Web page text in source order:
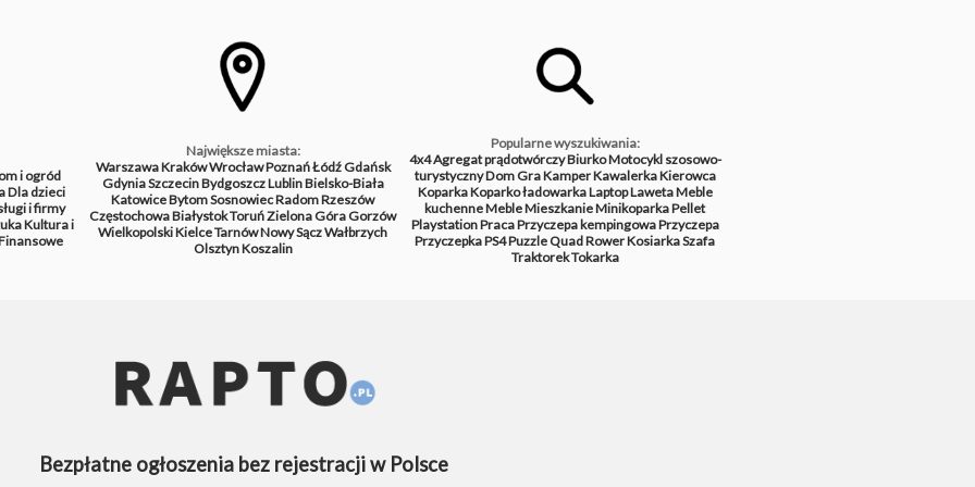
i ogród
Dla dzieci
i firmy
Kultura i
Największe miasta:
WarszawaKrakówWrocławPoznańŁódźGdańsk
GdyniaSzczecinBydgoszczLublinBielsko-Biała
KatowiceBytomSosnowiecRadomRzeszów
CzęstochowaBiałystokToruńZielona GóraGorzów
WielkopolskiKielceTarnówNowy SączWałbrzych
OlsztynKoszalin
Popularne wyszukiwania:
4x4Agregat prądotwórczyBiurkoMotocykl szosowo-
turystycznyDomGraKamperKawalerkaKierowca
KoparkaKoparko ładowarkaLaptopLawetaMeble
kuchenneMebleMieszkanieMinikoparkaPellet
PlaystationPracaPrzyczepa kempingowaPrzyczepa
PrzyczepkaPS4PuzzleQuadRowerKosiarkaSzafa
TraktorekTokarka
Bezpłatne ogłoszenia bez rejestracji w Polsce